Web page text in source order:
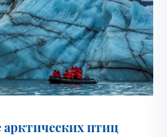
арктических птиц